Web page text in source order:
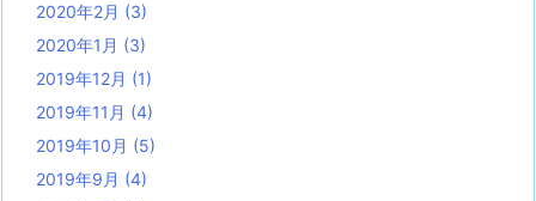
2020年2月 (3)
2020年1月 (3)
2019年12月 (1)
2019年11月 (4)
2019年10月 (5)
2019年9月 (4)